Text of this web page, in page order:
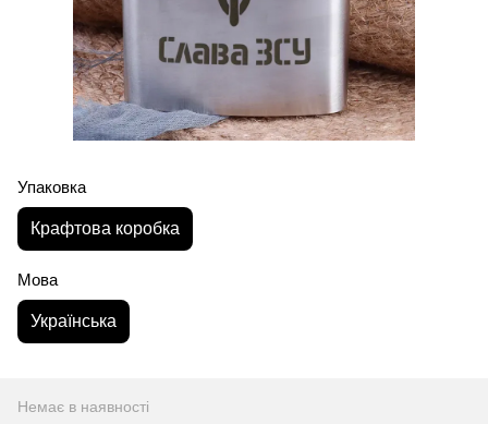
Упаковка
Крафтова коробка
Мова
Українська
Немає в наявності